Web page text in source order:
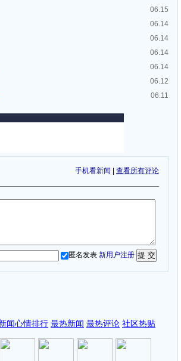
06.15
06.14
06.14
06.14
06.14
06.12
06.11
手机看新闻 查看所有评论
匿名发表 新用户注册